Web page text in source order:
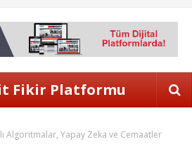
Fikir Platformu
Algoritmalar, Yapay Zeka ve Cemaatler